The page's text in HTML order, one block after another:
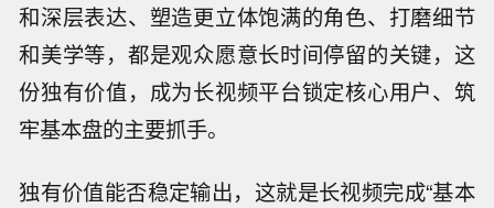
和深层表达、塑造更立体饱满的角色、打磨细节
和美学等，都是观众愿意长时间停留的关键，这
份独有价值，成为长视频平台锁定核心用户、筑
牢基本盘的主要抓手。
独有价值能否稳定输出，这就是长视频完成“基本